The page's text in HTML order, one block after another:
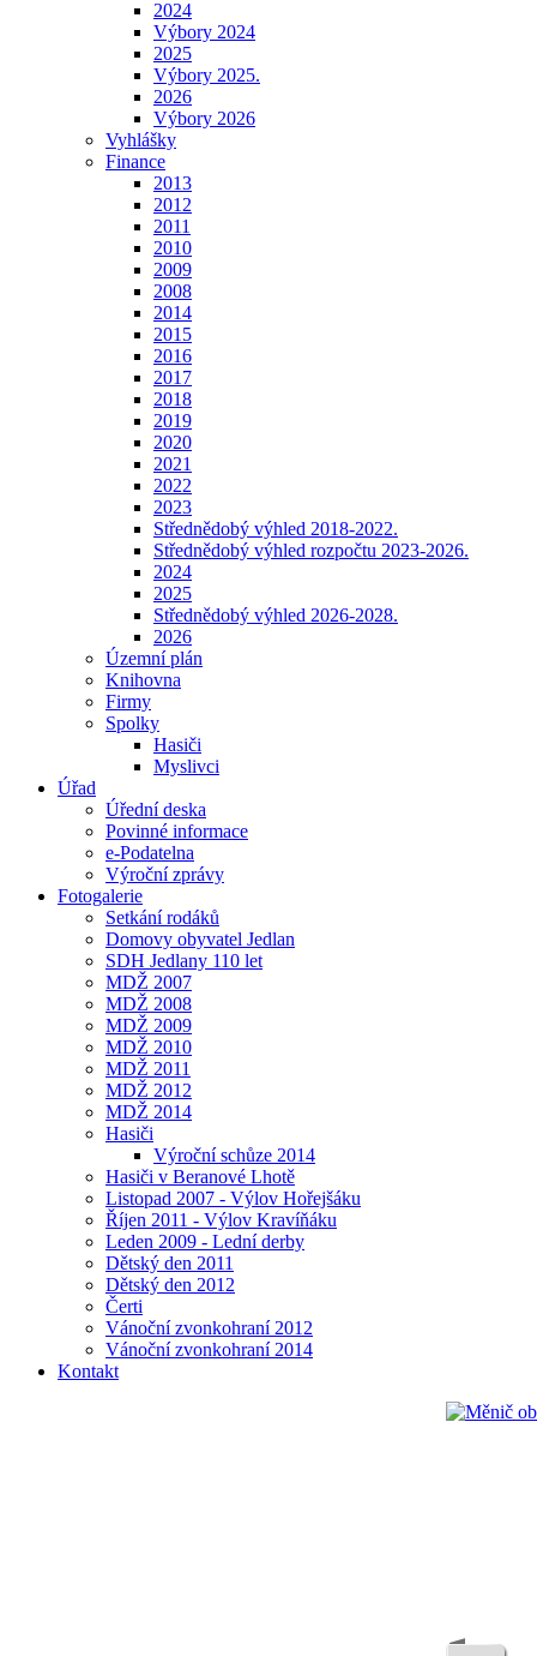
2024
Výbory 2024
2025
Výbory 2025.
2026
Výbory 2026
Vyhlášky
Finance
2013
2012
2011
2010
2009
2008
2014
2015
2016
2017
2018
2019
2020
2021
2022
2023
Střednědobý výhled 2018-2022.
Střednědobý výhled rozpočtu 2023-2026.
2024
2025
Střednědobý výhled 2026-2028.
2026
Územní plán
Knihovna
Firmy
Spolky
Hasiči
Myslivci
Úřad
Úřední deska
Povinné informace
e-Podatelna
Výroční zprávy
Fotogalerie
Setkání rodáků
Domovy obyvatel Jedlan
SDH Jedlany 110 let
MDŽ 2007
MDŽ 2008
MDŽ 2009
MDŽ 2010
MDŽ 2011
MDŽ 2012
MDŽ 2014
Hasiči
Výroční schůze 2014
Hasiči v Beranové Lhotě
Listopad 2007 - Výlov Hořejšáku
Říjen 2011 - Výlov Kravíňáku
Leden 2009 - Lední derby
Dětský den 2011
Dětský den 2012
Čerti
Vánoční zvonkohraní 2012
Vánoční zvonkohraní 2014
Kontakt